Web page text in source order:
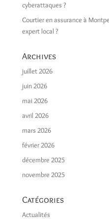
cyberattaques ?
Courtier en assurance à
expert local ?
Archives
juillet 2026
juin 2026
mai 2026
avril 2026
mars 2026
février 2026
décembre 2025
novembre 2025
Catégories
Actualités